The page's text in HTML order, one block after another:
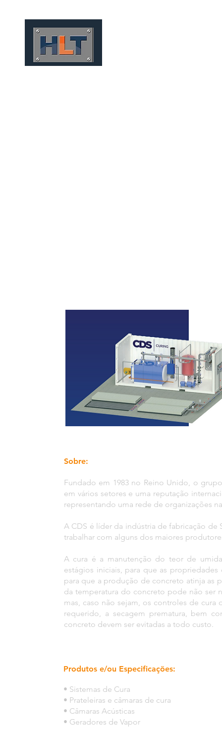
HOME QUIÉNES SOMOS
Sobre:
Fundado em 1983 no Reino Unido, o
em vários setores e uma reputação
representando uma rede de organizações
A CDS é líder da indústria de fabricação
trabalhar com alguns dos maiores
A cura é a manutenção do teor de
estágios iniciais, para que as
para que a produção de concreto atinja as
da temperatura do concreto pode não ser
mas, caso não sejam, os controles de
requerido, a secagem prematura, bem
concreto devem ser evitadas a todo custo.
Produtos e/ou Especificações:
• Sistemas de Cura
• Prateleiras e câmaras de cura
• Câmaras Acústicas
• Geradores de Vapor